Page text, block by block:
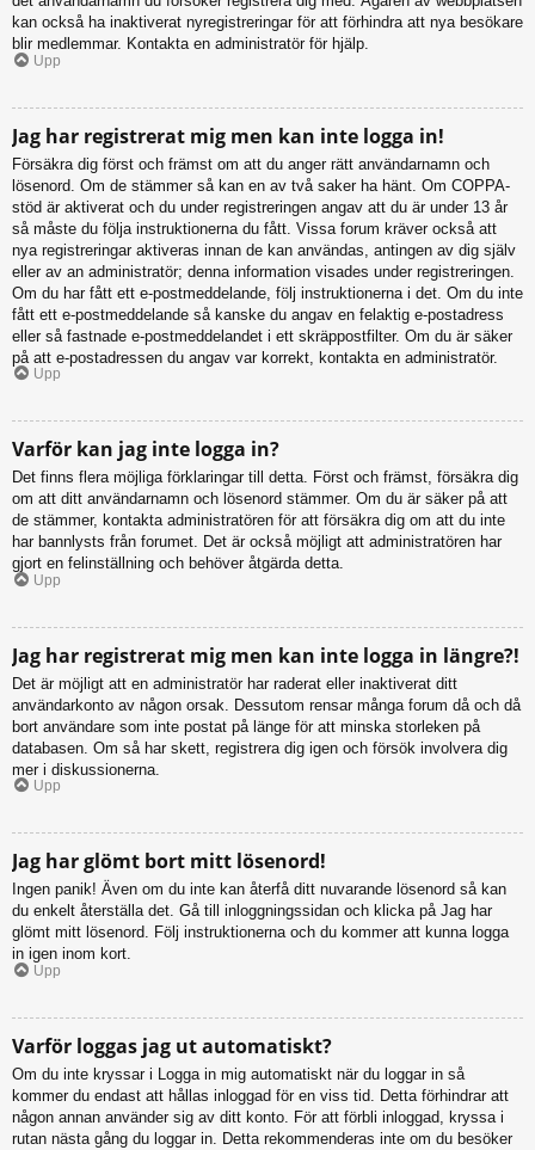
kan också ha inaktiverat nyregistreringar för att förhindra att nya besökare
blir medlemmar. Kontakta en administratör för hjälp.
Upp
Jag har registrerat mig men kan inte logga in!
Försäkra dig först och främst om att du anger rätt användarnamn och
lösenord. Om de stämmer så kan en av två saker ha hänt. Om COPPA-
stöd är aktiverat och du under registreringen angav att du är under 13 år
så måste du följa instruktionerna du fått. Vissa forum kräver också att
nya registreringar aktiveras innan de kan användas, antingen av dig själv
eller av an administratör; denna information visades under registreringen.
Om du har fått ett e-postmeddelande, följ instruktionerna i det. Om du inte
fått ett e-postmeddelande så kanske du angav en felaktig e-postadress
eller så fastnade e-postmeddelandet i ett skräppostfilter. Om du är säker
på att e-postadressen du angav var korrekt, kontakta en administratör.
Upp
Varför kan jag inte logga in?
Det finns flera möjliga förklaringar till detta. Först och främst, försäkra dig
om att ditt användarnamn och lösenord stämmer. Om du är säker på att
de stämmer, kontakta administratören för att försäkra dig om att du inte
har bannlysts från forumet. Det är också möjligt att administratören har
gjort en felinställning och behöver åtgärda detta.
Upp
Jag har registrerat mig men kan inte logga in längre?!
Det är möjligt att en administratör har raderat eller inaktiverat ditt
användarkonto av någon orsak. Dessutom rensar många forum då och då
bort användare som inte postat på länge för att minska storleken på
databasen. Om så har skett, registrera dig igen och försök involvera dig
mer i diskussionerna.
Upp
Jag har glömt bort mitt lösenord!
Ingen panik! Även om du inte kan återfå ditt nuvarande lösenord så kan
du enkelt återställa det. Gå till inloggningssidan och klicka på Jag har
glömt mitt lösenord. Följ instruktionerna och du kommer att kunna logga
in igen inom kort.
Upp
Varför loggas jag ut automatiskt?
Om du inte kryssar i Logga in mig automatiskt när du loggar in så
kommer du endast att hållas inloggad för en viss tid. Detta förhindrar att
någon annan använder sig av ditt konto. För att förbli inloggad, kryssa i
rutan nästa gång du loggar in. Detta rekommenderas inte om du besöker